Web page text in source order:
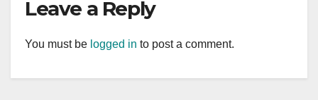
Leave a Reply
You must be logged in to post a comment.